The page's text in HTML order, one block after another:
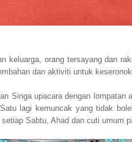
keluarga, orang tersayang dan
dan aktiviti untuk
Singa upacara dengan
lagi kemuncak yang tidak
Sabtu, Ahad dan cuti umum